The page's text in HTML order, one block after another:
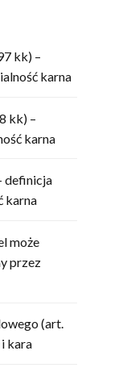
kk) –
karna
kk) –
karna
definicja
karna
może
przez
(art.
kara